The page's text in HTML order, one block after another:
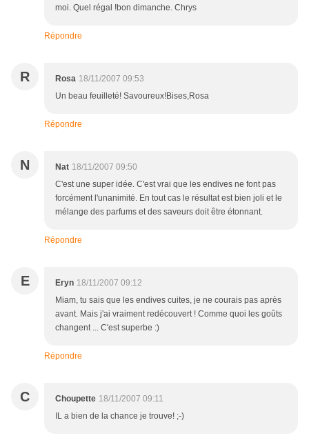
moi. Quel régal !bon dimanche. Chrys
Répondre
R Rosa 18/11/2007 09:53
Un beau feuilleté! Savoureux!Bises,Rosa
Répondre
N Nat 18/11/2007 09:50
C'est une super idée. C'est vrai que les endives ne font pas
forcément l'unanimité. En tout cas le résultat est bien joli et le
mélange des parfums et des saveurs doit être étonnant.
Répondre
E Eryn 18/11/2007 09:12
Miam, tu sais que les endives cuites, je ne courais pas après
avant. Mais j'ai vraiment redécouvert ! Comme quoi les goûts
changent ... C'est superbe :)
Répondre
C Choupette 18/11/2007 09:11
IL a bien de la chance je trouve! ;-)